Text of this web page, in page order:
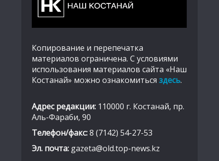
Копирование и перепечатка
материалов ограничена. С условиями
использования материалов сайта «Наш
Костанай» можно ознакомиться здесь.
Адрес редакции: 110000 г. Костанай, пр.
Аль-Фараби, 90
Телефон/факс:8 (7142) 54-27-53
Эл. почта: gazeta@old.top-news.kz